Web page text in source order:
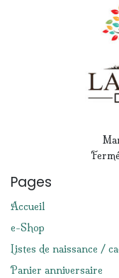
Pages
Accueil
e-Shop
Listes de naissance /
Panier anniversaire